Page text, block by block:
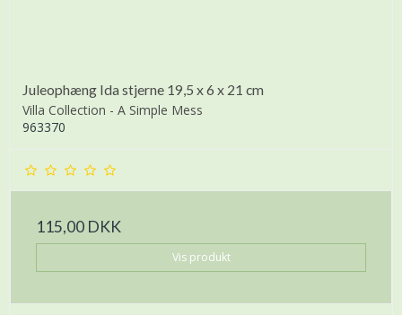
Juleophæng Ida stjerne 19,5 x 6 x 21 cm
Villa Collection - A Simple Mess
963370
115,00 DKK
Vis produkt